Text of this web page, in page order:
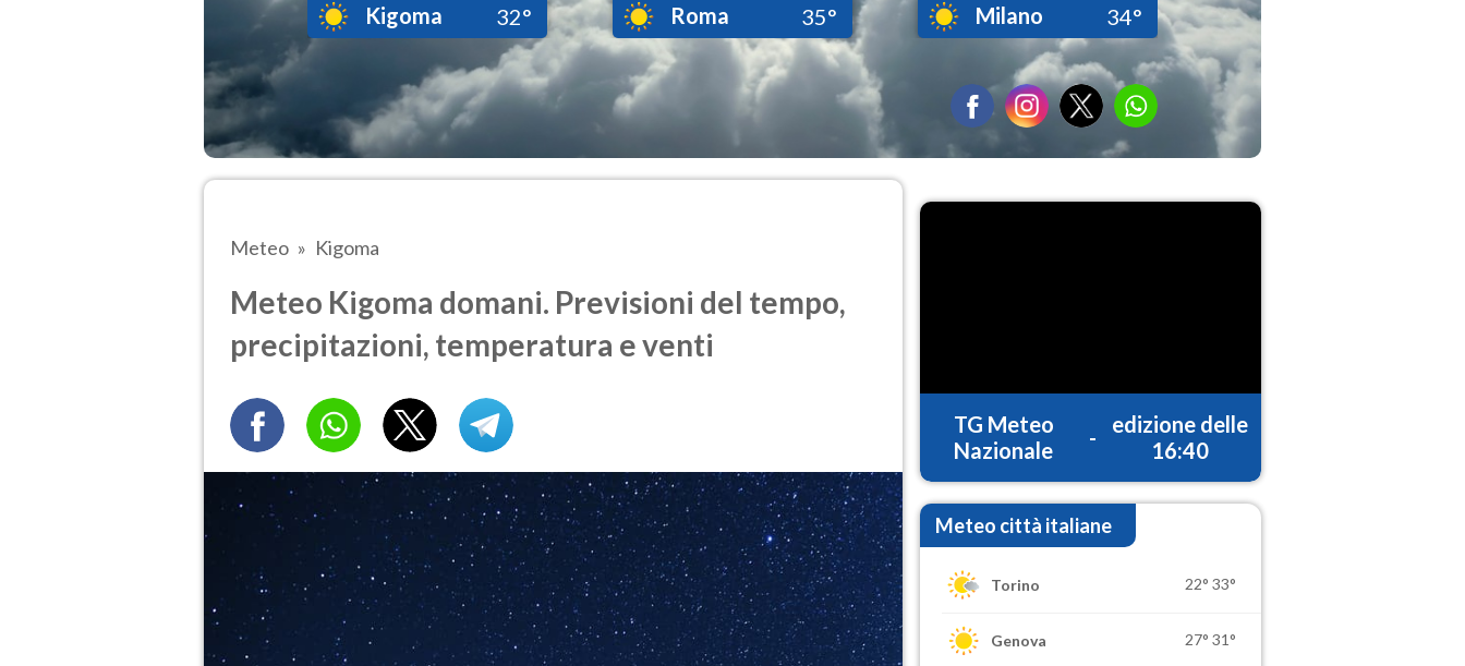
Kigoma 32° Roma 35° Milano 34°
Meteo Kigoma
Meteo Kigoma domani. Previsioni del tempo,
precipitazioni, temperatura e venti
TG Meteo
Nazionale
-
edizione delle
16:40
Meteo città italiane
Torino 22° 33°
Genova 27° 31°